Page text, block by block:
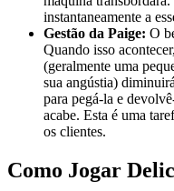
instantaneamente a
Gestão da Paige: O
Quando isso
(geralmente uma
sua angústia)
para pegá-la e
acabe. Esta é uma
os clientes.
Como Jogar